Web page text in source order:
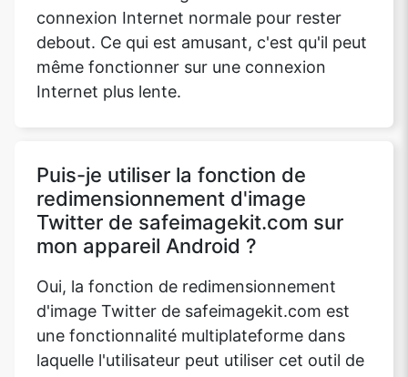
connexion Internet normale pour rester
debout. Ce qui est amusant, c'est qu'il peut
même fonctionner sur une connexion
Internet plus lente.
Puis-je utiliser la fonction de
redimensionnement d'image
Twitter de safeimagekit.com sur
mon appareil Android ?
Oui, la fonction de redimensionnement
d'image Twitter de safeimagekit.com est
une fonctionnalité multiplateforme dans
laquelle l'utilisateur peut utiliser cet outil de